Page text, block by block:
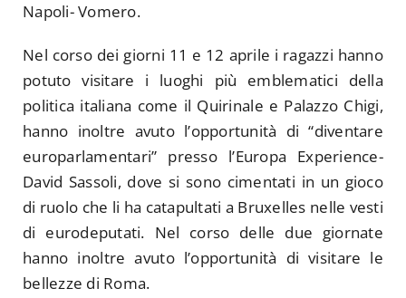
Napoli- Vomero.
Nel corso dei giorni 11 e 12 aprile i ragazzi hanno
potuto visitare i luoghi più emblematici della
politica italiana come il Quirinale e Palazzo Chigi,
hanno inoltre avuto l’opportunità di “diventare
europarlamentari” presso l’Europa Experience-
David Sassoli, dove si sono cimentati in un gioco
di ruolo che li ha catapultati a Bruxelles nelle vesti
di eurodeputati. Nel corso delle due giornate
hanno inoltre avuto l’opportunità di visitare le
bellezze di Roma.